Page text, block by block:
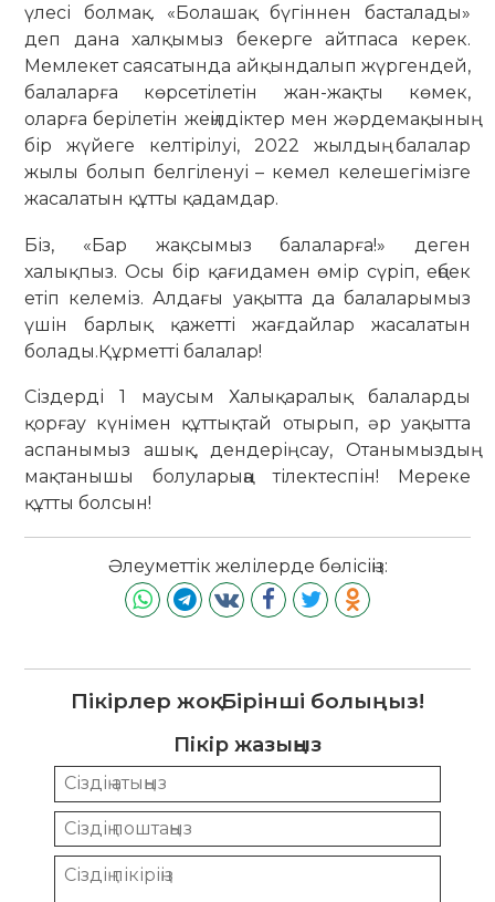
үлесі болмақ. «Болашақ бүгіннен басталады»
деп дана халқымыз бекерге айтпаса керек.
Мемлекет саясатында айқындалып жүргендей,
балаларға көрсетілетін жан-жақты көмек,
оларға берілетін жеңілдіктер мен жәрдемақының
бір жүйеге келтірілуі, 2022 жылдың балалар
жылы болып белгіленуі – кемел келешегімізге
жасалатын құтты қадамдар.
Біз, «Бар жақсымыз балаларға!» деген
халықпыз. Осы бір қағидамен өмір сүріп, еңбек
етіп келеміз. Алдағы уақытта да балаларымыз
үшін барлық қажетті жағдайлар жасалатын
болады.Құрметті балалар!
Сіздерді 1 маусым Халықаралық балаларды
қорғау күнімен құттықтай отырып, әр уақытта
аспанымыз ашық, дендерің сау, Отанымыздың
мақтанышы болуларыңа тілектеспін! Мереке
құтты болсын!
Әлеуметтік желілерде бөлісіңіз:
Пікірлер жоқ. Бірінші болыңыз!
Пікір жазыңыз